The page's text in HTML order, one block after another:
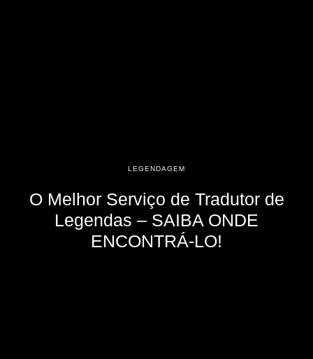
LEGENDAGEM
O Melhor Serviço de Tradutor de
Legendas – SAIBA ONDE
ENCONTRÁ-LO!